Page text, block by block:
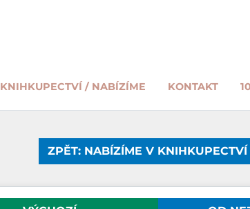
KNIHKUPECTVÍ / NABÍZÍME KONTAKT
ZPĚT: NABÍZÍME V KNIHKUPECTVÍ